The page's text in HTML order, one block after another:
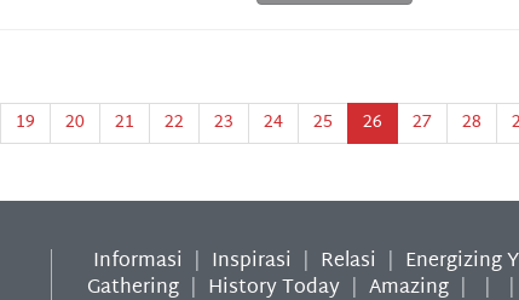
19 20 21 22 23 24 25 26 27 28
Informasi | Inspirasi | Relasi | Energizing
Gathering | History Today | Amazing | | |